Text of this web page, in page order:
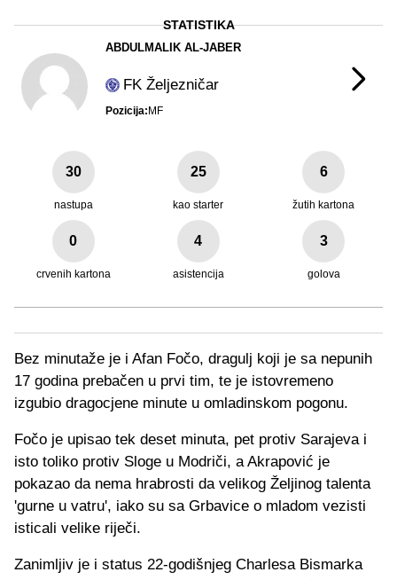
ABDULMALIK AL-JABER
FK Željezničar
Pozicija: MF
STATISTIKA
30
nastupa
25
kao starter
6
žutih kartona
0
crvenih kartona
4
asistencija
3
golova
Bez minutaže je i Afan Fočo, dragulj koji je sa nepunih
17 godina prebačen u prvi tim, te je istovremeno
izgubio dragocjene minute u omladinskom pogonu.
Fočo je upisao tek deset minuta, pet protiv Sarajeva i
isto toliko protiv Sloge u Modriči, a Akrapović je
pokazao da nema hrabrosti da velikog Željinog talenta
'gurne u vatru', iako su sa Grbavice o mladom vezisti
isticali velike riječi.
Zanimljiv je i status 22-godišnjeg Charlesa Bismarka